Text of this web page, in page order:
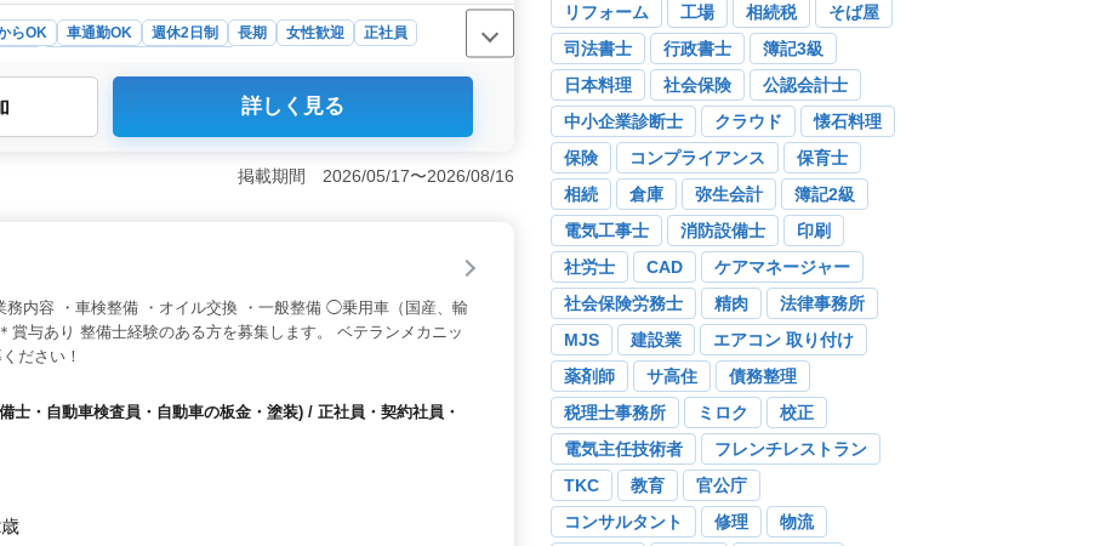
らOK 車通勤OK 週休2日制 長期 女性歓迎
正社員
実し、社会保険完備で安心の雇用を提供します。年間休日
、長期的なキャリアを築くことが可能です。 ＜経験を活
コミュニケーションや介護技術の提供を通じて役立つ支援を
軟な働き方＞ さらに時給1,000円〜1,800円という高水
手のニーズに合わせた柔軟な働き方をサポートしています。
詳しく見る
掲載期間 2026/05/17〜2026/08/16
内容 ・車検整備 ・オイル交換 ・一般整備 ◯乗用車（国産、輸
賞与あり 整備士経験のある方を募集します。 ベテランメカニッ
ださい！
士・自動車検査員・自動車の板金・塗装) / 正社員・契約社員・
リフォーム
工場 相続税
そば屋
司法書士
行政書士
簿記3級
日本料理
社会保険
公認会計士
中小企業診断士
クラウド
懐石料理
保険
コンプライアンス
保育士
相続
倉庫 弥生会計
簿記2級
電気工事士
消防設備士
印刷
社労士
CAD
ケアマネージャー
社会保険労務士
精肉
法律事務所
MJS
建設業
エアコン 取り付け
薬剤師
サ高住
債務整理
税理士事務所
ミロク
校正
電気主任技術者
フレンチレストラン
TKC
教育
官公庁
コンサルタント
修理
物流